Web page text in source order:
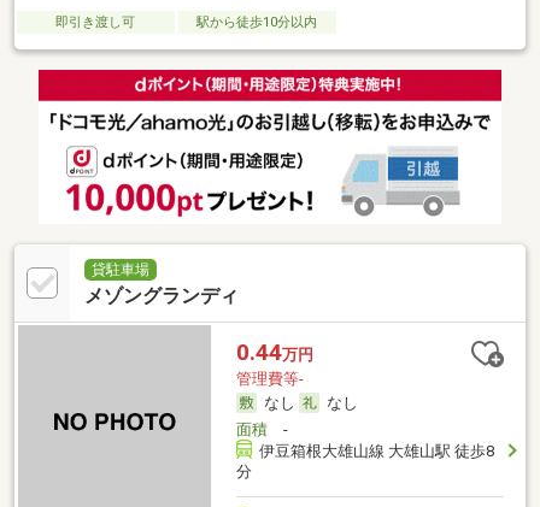
即引き渡し可 駅から徒歩10分以内
貸駐車場
メゾングランディ
0.44万円
管理費等-
なし
なし
面積-
伊豆箱根大雄山線 大雄山駅 徒歩8
分